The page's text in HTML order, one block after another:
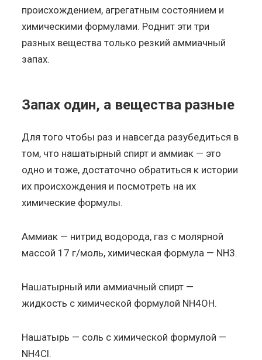
происхождением, агрегатным состоянием и
химическими формулами. Роднит эти три
разных вещества только резкий аммиачный
запах.
Запах один, а вещества разные
Для того чтобы раз и навсегда разубедиться в
том, что нашатырный спирт и аммиак — это
одно и тоже, достаточно обратиться к истории
их происхождения и посмотреть на их
химические формулы.
Аммиак — нитрид водорода, газ с молярной
массой 17 г/моль, химическая формула — NH3.
Нашатырный или аммиачный спирт —
жидкость с химической формулой NH4OH.
Нашатырь — соль с химической формулой —
NH4Cl.